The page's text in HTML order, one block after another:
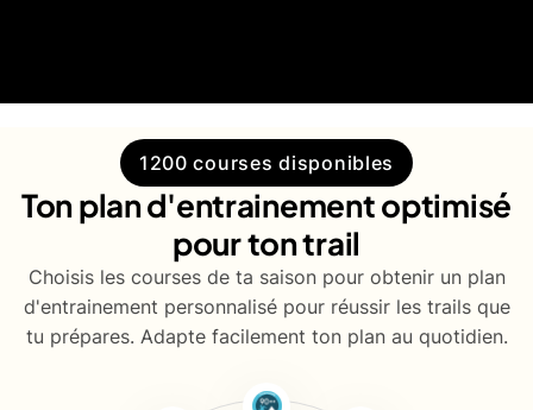
1200 courses disponibles
Ton plan d'entrainement optimisé
pour ton trail
Choisis les courses de ta saison pour obtenir un plan
d'entrainement personnalisé pour réussir les trails que
tu prépares. Adapte facilement ton plan au quotidien.